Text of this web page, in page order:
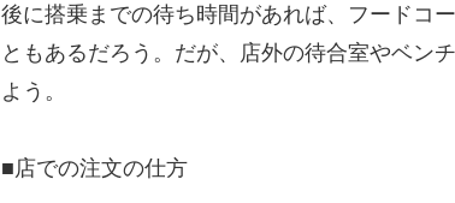
後に搭乗までの待ち時間があれば、フードコ
ともあるだろう。だが、店外の待合室やベン
よう。
■店での注文の仕方